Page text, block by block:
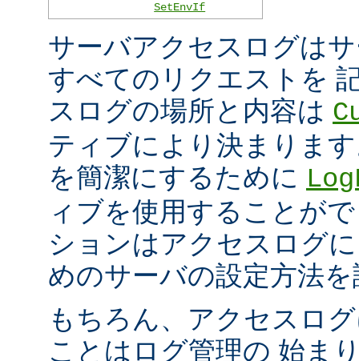
SetEnvIf
サーバアクセスログは
すべてのリクエストを
スログの場所と内容は
ティブにより決まりま
を簡潔にするために
ィブを使用することが
ションはアクセスログ
めのサーバの設定方法
もちろん、アクセスロ
ことはログ管理の 始ま